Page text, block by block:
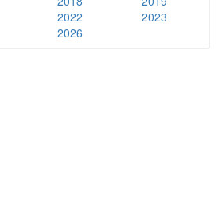
2022
2023
2026